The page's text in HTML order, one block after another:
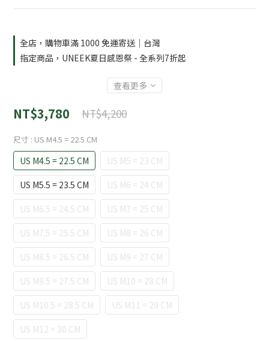
全店，購物車滿 1000 免運寄送｜台灣
指定商品，UNEEK夏日感恩祭 - 全系列7折起
查看更多
NT$3,780 NT$4,200
尺寸 : US M4.5 = 22.5 CM
US M4.5 = 22.5 CM
US M5 = 23 CM
US M5.5 = 23.5 CM
US M6 = 24 CM
US M6.5 = 24.5 CM
US M7 = 25 CM
US M7.5 = 25.5 CM
US M8 = 26 CM
US M8.5 = 26.5 CM
US M9 = 27 CM
US M9.5 = 27.5 CM
US M10 = 28 CM
US M10.5 = 28.5 CM
US M11 = 29 CM
US M12 = 30 CM